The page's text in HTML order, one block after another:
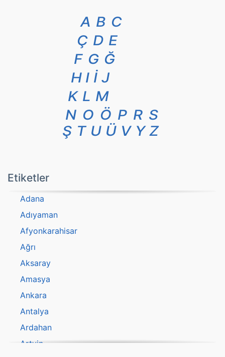
A B C
Ç D E
F G Ğ
H I İ J
K L M
N O Ö P R S
Ş T U Ü V Y Z
Etiketler
Adana
Adıyaman
Afyonkarahisar
Ağrı
Aksaray
Amasya
Ankara
Antalya
Ardahan
Artvin